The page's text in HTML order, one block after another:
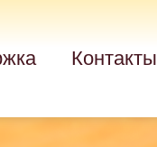
Контакты